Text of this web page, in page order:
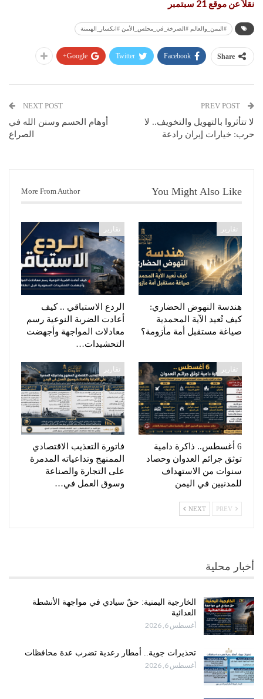
نقلاً عن موقع 21 سبتمبر
#اليمن_والعالم #الصرخة_في_مجلس_الأمن #انكسار_الهيمنة
Share
Facebook
Twitter
Google+
لا تتأثروا بالتهويل والتخويف.. لا
حرب: خيارات إيران رادعة
NEXT POST
أوهام الحسم وسنن الله في
الصراع
You Might Also Like
More From Author
تقارير
هندسة النهوض الحضاري:
كيف تُعيد الآية المحمدية
صياغة مستقبل أمة مأزومة؟
تقارير
الردع الاستباقي .. كيف
أعادت الضربة النوعية رسم
معادلات المواجهة وأجهضت
التحشيدات…
تقارير
6 أغسطس.. ذاكرة دامية
توثق جرائم العدوان وحصاد
سنوات من الاستهداف
للمدنيين في اليمن
تقارير
فاتورة التعذيب الاقتصادي
الممنهج وتداعياته المدمرة
على التجارة والصناعة
وسوق العمل في…
NEXT
أخبار محلية
الخارجية اليمنية: حقٌ سيادي في مواجهة الأنشطة
العدائية
أغسطس 6, 2026
تحذيرات جوية.. أمطار رعدية تضرب عدة محافظات
أغسطس 6, 2026